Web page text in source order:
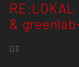
&
DE